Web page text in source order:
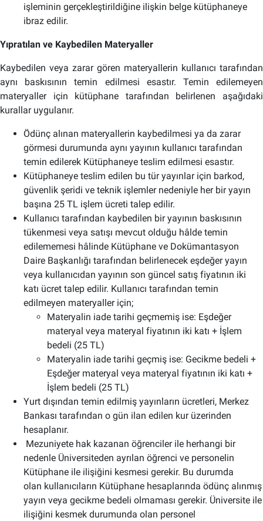
işleminin gerçekleştirildiğine ilişkin belge kütüphaneye
ibraz edilir.
Yıpratılan ve Kaybedilen Materyaller
Kaybedilen veya zarar gören materyallerin kullanıcı tarafından
aynı baskısının temin edilmesi esastır. Temin edilemeyen
materyaller için kütüphane tarafından belirlenen aşağıdaki
kurallar uygulanır.
Ödünç alınan materyallerin kaybedilmesi ya da zarar
görmesi durumunda aynı yayının kullanıcı tarafından
temin edilerek Kütüphaneye teslim edilmesi esastır.
Kütüphaneye teslim edilen bu tür yayınlar için barkod,
güvenlik şeridi ve teknik işlemler nedeniyle her bir yayın
başına 25 TL işlem ücreti talep edilir.
Kullanıcı tarafından kaybedilen bir yayının baskısının
tükenmesi veya satışı mevcut olduğu hâlde temin
edilememesi hâlinde Kütüphane ve Dokümantasyon
Daire Başkanlığı tarafından belirlenecek eşdeğer yayın
veya kullanıcıdan yayının son güncel satış fiyatının iki
katı ücret talep edilir. Kullanıcı tarafından temin
edilmeyen materyaller için;
Materyalin iade tarihi geçmemiş ise: Eşdeğer
materyal veya materyal fiyatının iki katı + İşlem
bedeli (25 TL)
Materyalin iade tarihi geçmiş ise: Gecikme bedeli +
Eşdeğer materyal veya materyal fiyatının iki katı +
İşlem bedeli (25 TL)
Yurt dışından temin edilmiş yayınların ücretleri, Merkez
Bankası tarafından o gün ilan edilen kur üzerinden
hesaplanır.
Mezuniyete hak kazanan öğrenciler ile herhangi bir
nedenle Üniversiteden ayrılan öğrenci ve personelin
Kütüphane ile ilişiğini kesmesi gerekir. Bu durumda
olan kullanıcıların Kütüphane hesaplarında ödünç alınmış
yayın veya gecikme bedeli olmaması gerekir. Üniversite ile
ilişiğini kesmek durumunda olan personel